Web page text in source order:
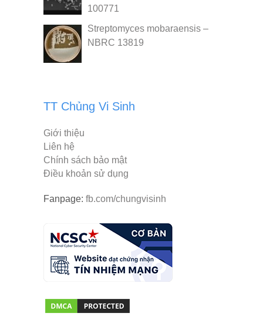
100771
Streptomyces mobaraensis –
NBRC 13819
TT Chủng Vi Sinh
Giới thiệu
Liên hệ
Chính sách bảo mật
Điều khoản sử dụng
Fanpage: fb.com/chungvisinh